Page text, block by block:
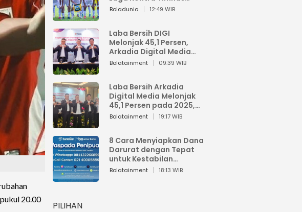
20.00
Indonesia di Piala AFF
Boladunia 12:49 WIB
Laba Bersih DIGI
Melonjak 45,1 Persen,
Arkadia Digital Media
Perkuat Bisnis AI dan
Bolatainment 09:39 WIB
Laba Bersih Arkadia
Digital Media Melonjak
45,1 Persen pada 2025,
Sentuh Rp1,76 Miliar
Bolatainment 19:17 WIB
8 Cara Menyiapkan Dana
Darurat dengan Tepat
untuk Kestabilan
Keuangan
Bolatainment 18:13 WIB
PILIHAN